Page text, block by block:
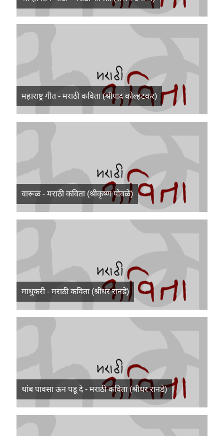
महाराष्ट्र गीत - मराठी कविता (श्रीपाद कोल्हटकर)
वारूळ - मराठी कविता (श्रीकृष्ण पोवळे)
माधुकरी - मराठी कविता (श्रीधर रानडे)
थांब पावसा ऊन पडू दे - मराठी कविता (श्रीधर रानडे)